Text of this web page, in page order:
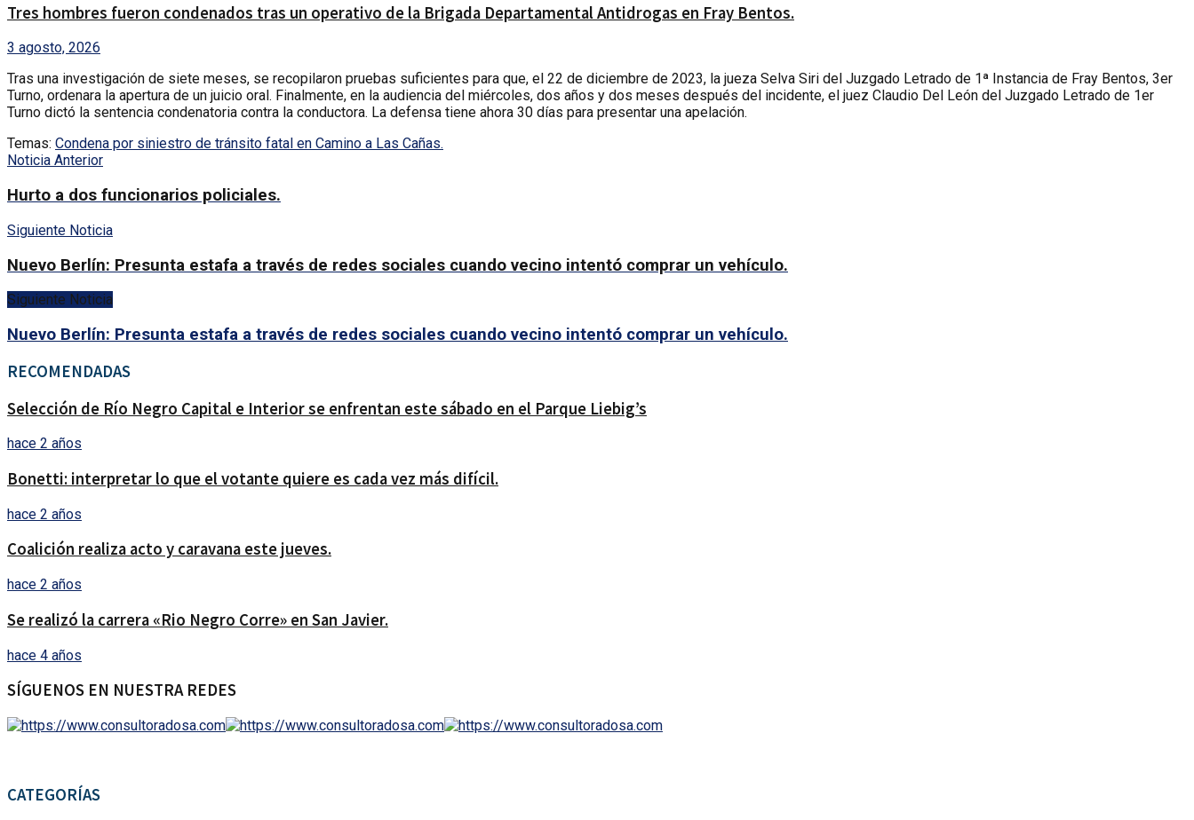
Tres hombres fueron condenados tras un operativo de la Brigada Departamental Antidrogas en Fray Bentos.
3 agosto, 2026
Tras una investigación de siete meses, se recopilaron pruebas suficientes para que, el 22 de diciembre de 2023, la jueza Selva Siri del Juzgado Letrado de 1ª Instancia de Fray Bentos, 3er
Turno, ordenara la apertura de un juicio oral. Finalmente, en la audiencia del miércoles, dos años y dos meses después del incidente, el juez Claudio Del León del Juzgado Letrado de 1er
Turno dictó la sentencia condenatoria contra la conductora. La defensa tiene ahora 30 días para presentar una apelación.
Temas: Condena por siniestro de tránsito fatal en Camino a Las Cañas.
Noticia Anterior
Hurto a dos funcionarios policiales.
Siguiente Noticia
Nuevo Berlín: Presunta estafa a través de redes sociales cuando vecino intentó comprar un vehículo.
Siguiente Noticia
Nuevo Berlín: Presunta estafa a través de redes sociales cuando vecino intentó comprar un vehículo.
RECOMENDADAS
Selección de Río Negro Capital e Interior se enfrentan este sábado en el Parque Liebig’s
hace 2 años
Bonetti: interpretar lo que el votante quiere es cada vez más difícil.
hace 2 años
Coalición realiza acto y caravana este jueves.
hace 2 años
Se realizó la carrera «Rio Negro Corre» en San Javier.
hace 4 años
SÍGUENOS EN NUESTRA REDES
CATEGORÍAS